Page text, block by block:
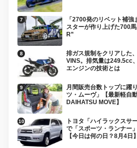
「2700発のリベット補
スターが作り上げた700
R”
排ガス規制をクリアした
VINS。排気量は249.5cc
エンジンの技術とは
月間販売台数トップに躍
ツ・ムーヴ」【最新軽自
DAIHATSU MOVE】
トヨタ「ハイラックスサ
で「スポーツ・ランナー
【今日は何の日？8月4日】